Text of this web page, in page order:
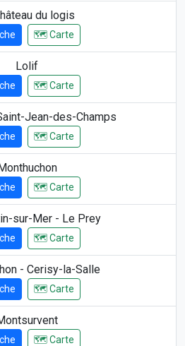
du logis
🗺️ Carte
Lolif
🗺️ Carte
Jean-des-Champs
🗺️ Carte
🗺️ Carte
sur-Mer - Le Prey
🗺️ Carte
- Cerisy-la-Salle
🗺️ Carte
🗺️ Carte